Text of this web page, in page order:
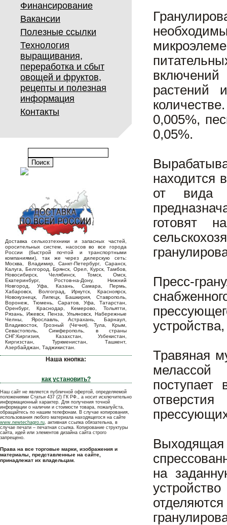
Финансирование
Вакансии
Полезные ссылки
Технология
выращивания,
переработка и сбыт
овощей и фруктов,
рецепты и полезная
информация
Контакты
Доставка сельхозтехники и запасных частей,
оросительных систем, насосов во все города
России (быстрой почтой и транспортными
компаниями), так же через дилерскую сеть:
Москва, Владимир, Санкт-Петербург, Саранск,
Калуга, Белгород, Брянск, Орел, Курск, Тамбов,
Новосибирск, Челябинск, Томск, Омск,
Екатеринбург, Ростов-на-Дону, Нижний
Новгород, Уфа, Казань, Самара, Пермь,
Хабаровск, Волгоград, Иркутск, Красноярск,
Новокузнецк, Липецк, Башкирия, Ставрополь,
Воронеж, Тюмень, Саратов, Уфа, Татарстан,
Оренбург, Краснодар, Кемерово, Тольятти,
Рязань, Ижевск, Пенза, Ульяновск, Набережные
Челны, Ярославль, Астрахань, Барнаул,
Владивосток, Грозный (Чечня), Тула, Крым,
Севастополь, Симферополь, в страны
СНГ:Киргизия, Казахстан, Узбекистан,
Киргизстан, Туркменистан, Ташкент,
Азербайджан, Таджикистан.
Наша кнопка:
как установить?
Наш сайт не является публичной офертой, определяемой
положениями Статьи 437 (2) ГК РФ., а носит исключительно
информационный характер. Для получения точной
информации о наличии и стоимости товара, пожалуйста,
обращайтесь по нашим телефонам. В случае копирования,
использования любого материала находящегося на сайте
www.newtechagro.ru, активная ссылка обязательна, в
случае печати – печатная ссылка. Копирование структуры
сайта, идей или элементов дизайна сайта строго
запрещено.
Права на все торговые марки, изображения и
материалы, представленные на сайте,
принадлежат их владельцам.
растений
0,005%,
0,05%.
находится
от вида
готовят
Пресс-
Травяная
мелассой
поступает
на